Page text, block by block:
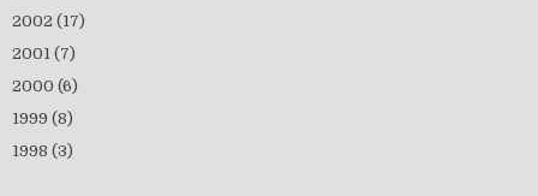
2002 (17)
2001 (7)
2000 (6)
1999 (8)
1998 (3)